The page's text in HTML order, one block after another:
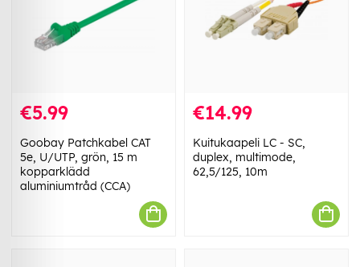
€5.99
Goobay Patchkabel CAT
5e, U/UTP, grön, 15 m
kopparklädd
aluminiumtråd (CCA)
€14.99
Kuitukaapeli LC - SC,
duplex, multimode,
62,5/125, 10m